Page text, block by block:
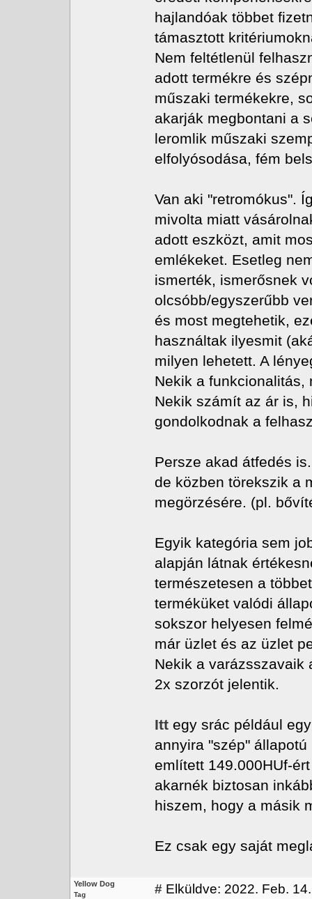
hajlandóak többet
támasztott
Nem feltétlenül
adott termékre és
műszaki termékekre,
akarják megbontani a
leromlik műszaki
elfolyósodása, fém
Van aki "retromókus".
mivolta miatt
adott eszközt, amit
emlékeket. Esetleg
ismerték, ismerősnek
olcsóbb/egyszerűbb
és most megtehetik,
használtak ilyesmit
milyen lehetett. A
Nekik a funkcionalitás,
Nekik számít az ár is,
gondolkodnak a
Persze akad átfedés
de közben törekszik a
megörzésére. (pl.
Egyik kategória sem
alapján látnak
természetesen a
terméküket valódi
sokszor helyesen
már üzlet és az üzlet
Nekik a varázsszavaik
2x szorzót jelentik.
Itt egy srác például
annyira "szép"
említett 149.000HUf-
akarnék biztosan
hiszem, hogy a másik
Ez csak egy saját
Yellow Dog
Tag # Elküldve: 2022. Feb.